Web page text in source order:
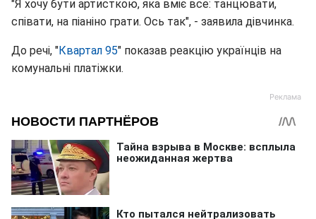
"Я хочу бути артисткою, яка вміє все: танцювати,
співати, на піаніно грати. Ось так", - заявила дівчинка.
До речі, "Квартал 95" показав реакцію українців на
комунальні платіжки.